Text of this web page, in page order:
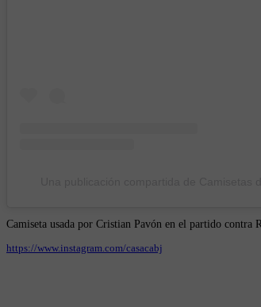
Camiseta usada por Cristian Pavón en el partido contra
https://www.instagram.com/casacabj